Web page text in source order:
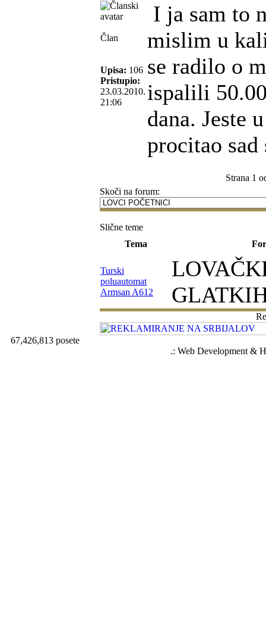
Član
Upisa: 106
Pristupio:
23.03.2010.
21:06
I ja sam to
mislim u
se radilo o
ispalili
dana. Jeste
procitao
Strana 1
Skoči na forum:
Slične teme
Tema
Turski
poluautomat
Armsan A612
67,426,813 posete
.: Web Development &